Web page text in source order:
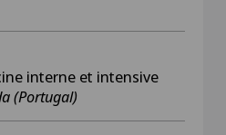
interne et intensive
(Portugal)